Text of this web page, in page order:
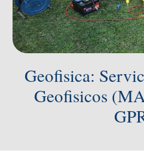
Geofisica:
Geofisicos